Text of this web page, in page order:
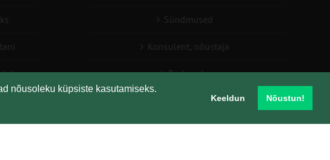
nõusoleku küpsiste kasutamiseks.
Keeldun Nõustun!
Sündmused
Konsulent, nõustaja
Teabesalv
Liitu uudiskirjaga